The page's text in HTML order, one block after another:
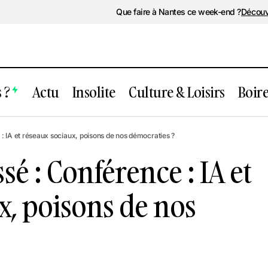
Que faire à Nantes ce week-end ?
Actu Insolite Culture & Loisirs
passé : Conférence : IA et réseaux
IA et réseaux sociaux, poisons de nos démocraties ?
: Conférence : IA et
poisons de nos